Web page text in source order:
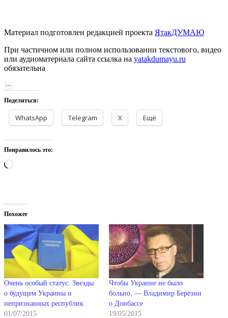
Материал подготовлен редакцией проекта ЯтакДУМАЮ
При частичном или полном использовании текстового, видео
или аудиоматериала сайта ссылка на yatakdumayu.ru
обязательна
Поделиться:
WhatsApp Telegram X Ещё
Понравилось это:
Загрузка…
Похожее
Очень особый статус. Звезды
о будущем Украины и
непризнанных республик
01/07/2015
Чтобы Украине не было
больно, — Владимир Березин
о Донбассе
19/05/2015